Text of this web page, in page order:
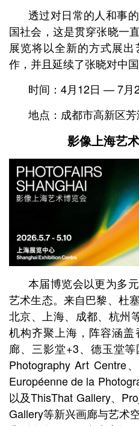
透过对日常的人和事
国社会，这是贯穿张晓一
展览将以全新的方式展
作，并且延续了张晓对中
时间：4月12日 — 7月
地点：成都市高新区
影像上海艺
本届博览会以更为多
艺术生态。来自巴黎、杜
北京、上海、成都、杭州
机构齐聚上海，阵容涵
廊、三影堂+3、德玉堂
Photography Art Centre
Européenne de la
以及ThisThat Gallery、
Gallery等新兴画廊与艺术